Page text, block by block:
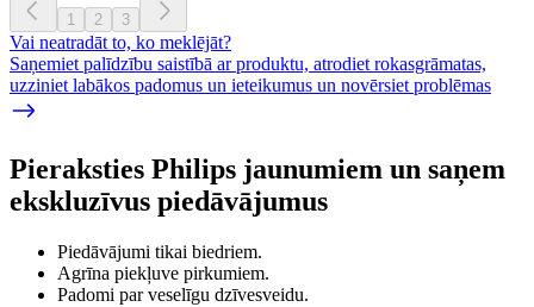
1 2 3
Vai neatradāt to, ko meklējāt?
Saņemiet palīdzību saistībā ar produktu, atrodiet rokasgrāmatas,
uzziniet labākos padomus un ieteikumus un novērsiet problēmas
Pieraksties Philips jaunumiem un saņem
ekskluzīvus piedāvājumus
Piedāvājumi tikai biedriem.
Agrīna piekļuve pirkumiem.
Padomi par veselīgu dzīvesveidu.